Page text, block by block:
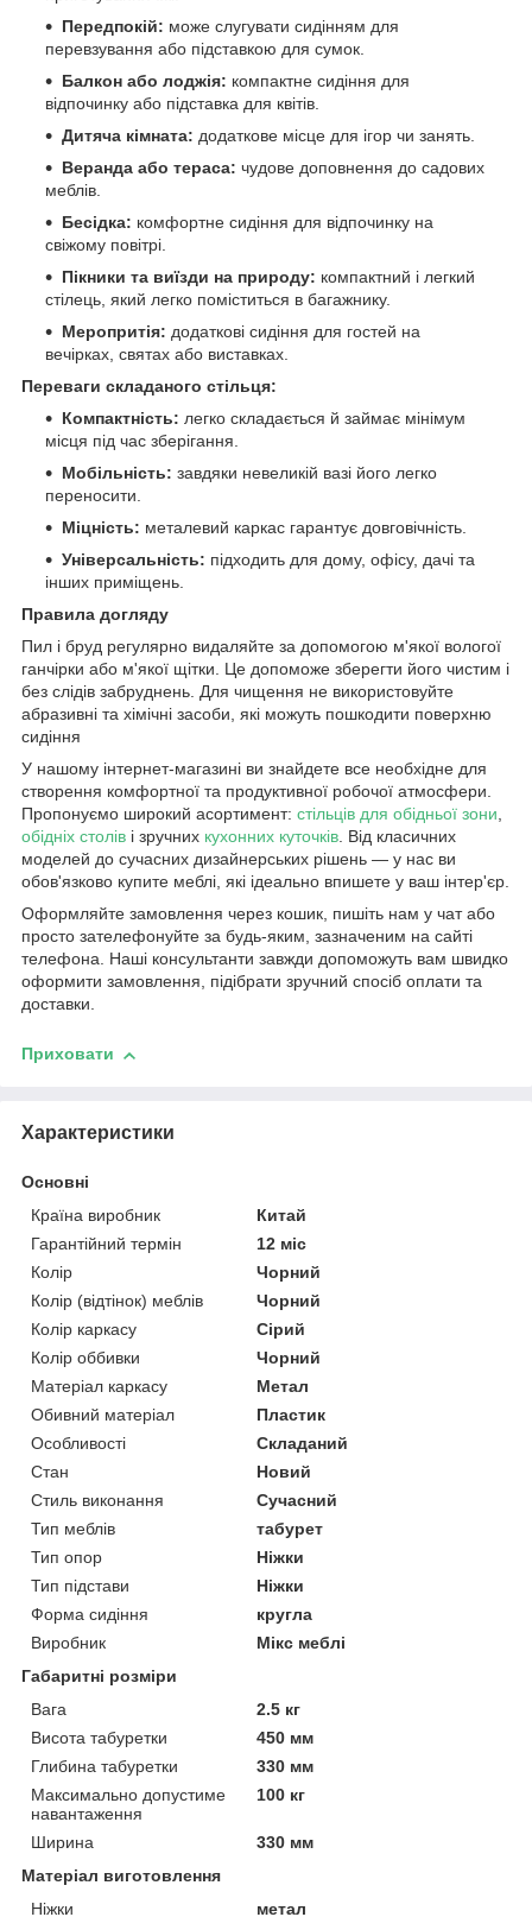
Передпокій: може слугувати сидінням для
перевзування або підставкою для сумок.
Балкон або лоджія: компактне сидіння для
відпочинку або підставка для квітів.
Дитяча кімната: додаткове місце для ігор чи занять.
Веранда або тераса: чудове доповнення до садових
меблів.
Бесідка: комфортне сидіння для відпочинку на
свіжому повітрі.
Пікники та виїзди на природу: компактний і легкий
стілець, який легко поміститься в багажнику.
Меропритія: додаткові сидіння для гостей на
вечірках, святах або виставках.
Переваги складаного стільця:
Компактність: легко складається й займає мінімум
місця під час зберігання.
Мобільність: завдяки невеликій вазі його легко
переносити.
Міцність: металевий каркас гарантує довговічність.
Універсальність: підходить для дому, офісу, дачі та
інших приміщень.
Правила догляду
Пил і бруд регулярно видаляйте за допомогою м'якої вологої
ганчірки або м'якої щітки. Це допоможе зберегти його чистим і
без слідів забруднень. Для чищення не використовуйте
абразивні та хімічні засоби, які можуть пошкодити поверхню
сидіння
У нашому інтернет-магазині ви знайдете все необхідне для
створення комфортної та продуктивної робочої атмосфери.
Пропонуємо широкий асортимент: стільців для обідньої зони,
обідніх столів і зручних кухонних куточків. Від класичних
моделей до сучасних дизайнерських рішень — у нас ви
обов'язково купите меблі, які ідеально впишете у ваш інтер'єр.
Оформляйте замовлення через кошик, пишіть нам у чат або
просто зателефонуйте за будь-яким, зазначеним на сайті
телефона. Наші консультанти завжди допоможуть вам швидко
оформити замовлення, підібрати зручний спосіб оплати та
доставки.
Приховати
Характеристики
Основні
Країна виробник
Китай
Гарантійний термін
12 міс
Колір
Чорний
Колір (відтінок) меблів
Чорний
Колір каркасу
Сірий
Колір оббивки
Чорний
Матеріал каркасу
Метал
Обивний матеріал
Пластик
Особливості
Складаний
Стан
Новий
Стиль виконання
Сучасний
Тип меблів
табурет
Тип опор
Ніжки
Тип підстави
Ніжки
Форма сидіння
кругла
Виробник
Мікс меблі
Габаритні розміри
Вага
2.5 кг
Висота табуретки
450 мм
Глибина табуретки
330 мм
Максимально допустиме
навантаження
100 кг
Ширина
330 мм
Матеріал виготовлення
Ніжки
метал